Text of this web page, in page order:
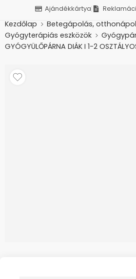
Ajándékkártya
Kezdőlap
Betegápolás,
Gyógyterápiás eszközök
GYÓGYÜLŐPÁRNA DIÁK I 1-2